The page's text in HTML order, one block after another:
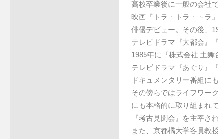
高校卒業後に一般の会社
映画『トラ・トラ・トラ
俳優デビュー。その後、
テレビドラマ『大都会』
1985年に『株式会社 土
テレビドラマ『あぐり』
ドキュメンタリー番組に
その傍らではライフワー
にも本格的に取り組まれ
『考古見聞会』を主宰さ
また、京都橘大学客員教